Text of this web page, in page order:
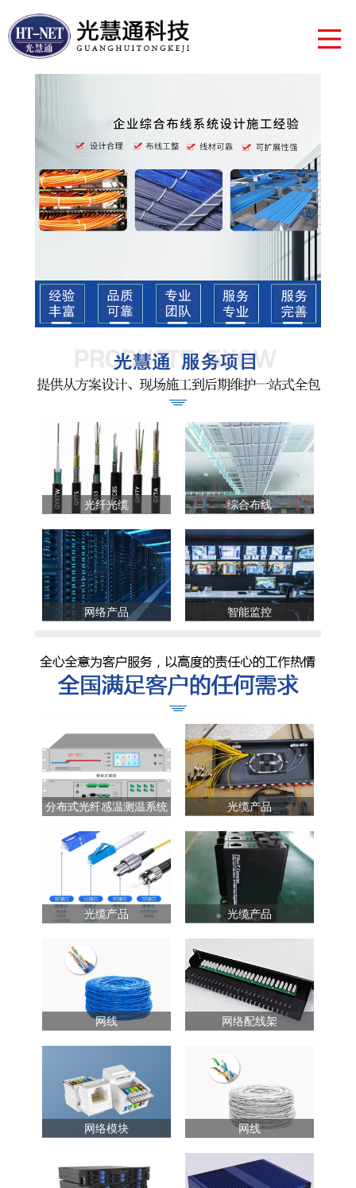
光纤光缆 综合布线
网络产品 智能监控
分布式光纤感温测温系统 光缆产品
光缆产品 光缆产品
网线 网络配线架
网络模块 网线